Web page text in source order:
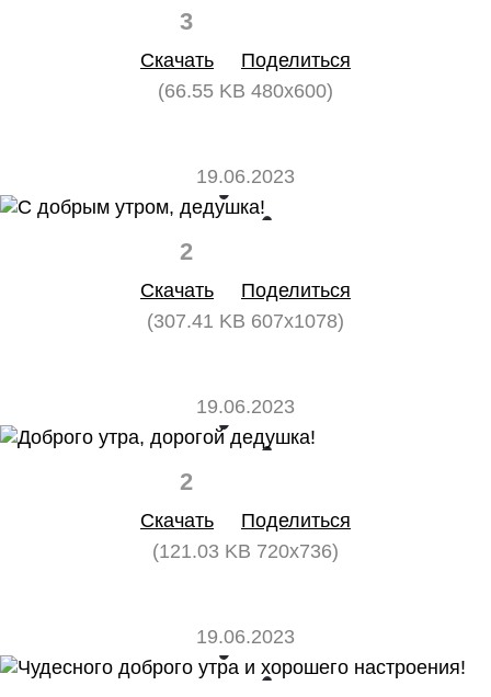
3
Скачать
Поделиться
(66.55 KB 480x600)
19.06.2023
2
Скачать
Поделиться
(307.41 KB 607x1078)
19.06.2023
2
Скачать
Поделиться
(121.03 KB 720x736)
19.06.2023